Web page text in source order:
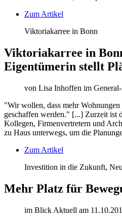
Zum Artikel
Viktoriakarree in Bonn
Viktoriakarree in
Eigentümerin stellt
von Lisa Inhoffen im
"Wir wollen, dass mehr Wohnungen
geschaffen werden." [...] Zurzeit ist
Kollegen, Firmenvertretern und
zu Haus unterwegs, um die
Zum Artikel
Investition in die Zukunft,
Mehr Platz für
im Blick Aktuell am